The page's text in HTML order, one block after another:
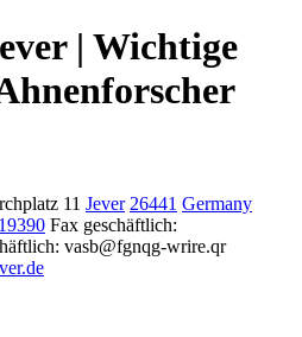
| Wichtige
11 Jever 26441 Germany
Fax geschäftlich:
: vasb@fgnqg-wrire.qr